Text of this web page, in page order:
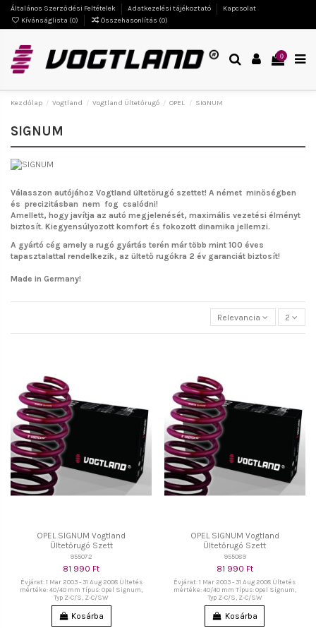
Általános Szerződési Feltételek Adatkezelési tájékoztató
Kapcsolat
Kívánságlista (0) Összehasonlítás (0)
0
Kezdőlap Vogtland Vogtland Ültetőrugó OPEL SIGNUM
SIGNUM
Válasszon autójához Vogtland ültetőrugó szettet! A német minőségben
és precizitásban nem fog csalódni!
Amellett, hogy javítja az autó megjelenését, maximális vezetési élményt
biztosít. Kiegyensúlyozott komfort és fokozott dinamika jellemzi.
A gyártó cég amely a rugó gyártás terén már több mint 100 éves
tapasztalattal rendelkezik, az ültető rugókra 2 év garanciát biztosít!
Made in Germany!
Relevancia 2
OPEL SIGNUM Vogtland
Ültetőrugó Szett
955072
81 990 Ft
Évjárat: 1 Mar 2003 - 31 Aug 2008 Ültetés
mértéke: 40/40 mm Típus: Opel Signum,
Typ Z-C/S, Z-C/SW
Kosárba
OPEL SIGNUM Vogtland
Ültetőrugó Szett
955089
81 990 Ft
Évjárat: 1 Mar 2003 - 31 Aug 2008 Ültetés
mértéke: 40/40 mm Típus: Opel Signum,
Typ Z-C/S, Z-C/SW
Kosárba